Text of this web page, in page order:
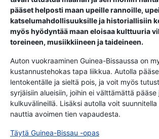
pääset helposti maan upeille rannoille,
katselumahdollisuuksille ja historiallisiin
myös hyödyntää maan eloisaa kulttuuria
toreineen, musiikkiineen ja taideineen.
Auton vuokraaminen Guinea-Bissaussa on
kustannustehokas tapa liikkua. Autolla
lentokentälle ja sieltä pois, ja voit myös
syrjäisiin alueisiin, joihin ei välttämättä pääse
kulkuvälineillä. Lisäksi autolla voit
nauttia avoimen tien vapaudesta.
Täytä Guinea-Bissau -opas